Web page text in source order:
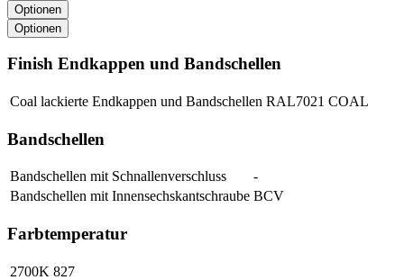
Optionen
Optionen
Finish Endkappen und Bandschellen
Coal lackierte Endkappen und Bandschellen RAL7021 COAL
Bandschellen
Bandschellen mit Schnallenverschluss
-
Bandschellen mit Innensechskantschraube BCV
Farbtemperatur
2700K 827